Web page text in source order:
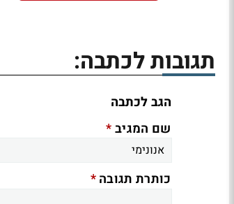
תגובות לכתבה:
הגב לכתבה
שם המגיב*
כותרת תגובה*